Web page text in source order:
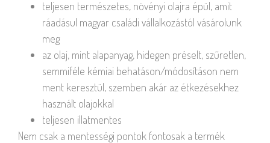
teljesen természetes, növényi olajra épül, amit
ráadásul magyar családi vállalkozástól vásárolunk
meg
az olaj, mint alapanyag, hidegen préselt, szűretlen,
semmiféle kémiai behatáson/módosításon nem
ment keresztül, szemben akár az étkezésekhez
használt olajokkal
teljesen illatmentes
Nem csak a mentességi pontok fontosak a termék